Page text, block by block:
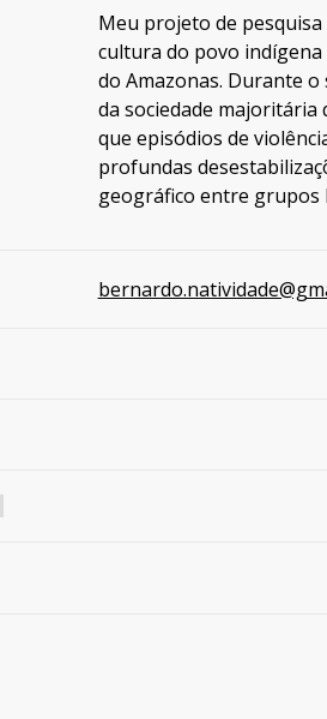
Meu projeto de
cultura do povo indígena
do Amazonas. Durante
da sociedade
que episódios de
profundas
geográfico entre grupos